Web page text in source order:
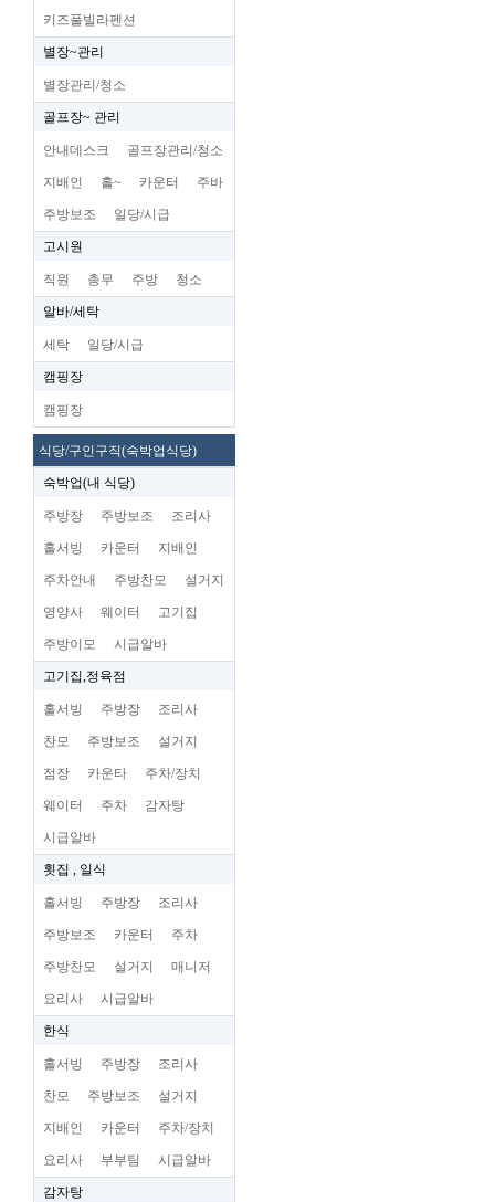
키즈풀빌라펜션
별장~관리
별장관리/청소
골프장~ 관리
안내데스크 골프장관리/청소
지배인 홀~ 카운터 주바
주방보조 일당/시급
고시원
직원 총무 주방 청소
알바/세탁
세탁 일당/시급
캠핑장
캠핑장
식당/구인구직(숙박업식당)
숙박업(내 식당)
주방장 주방보조 조리사
홀서빙 카운터 지배인
주차안내 주방찬모 설거지
영양사 웨이터 고기집
주방이모 시급알바
고기집,정육점
홀서빙 주방장 조리사
찬모 주방보조 설거지
점장 카운타 주차/장치
웨이터 주차 감자탕
시급알바
횟집 , 일식
홀서빙 주방장 조리사
주방보조 카운터 주차
주방찬모 설거지 매니저
요리사 시급알바
한식
홀서빙 주방장 조리사
찬모 주방보조 설거지
지배인 카운터 주차/장치
요리사 부부팀 시급알바
감자탕